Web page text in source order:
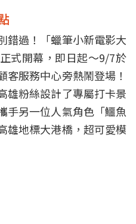
錯過！「蠟筆小新電影大
式開幕，即日起～9/7於
客服務中心旁熱鬧登場！
雄粉絲設計了專屬打卡景
手另一位人氣角色「鱷魚
雄地標大港橋，超可愛模